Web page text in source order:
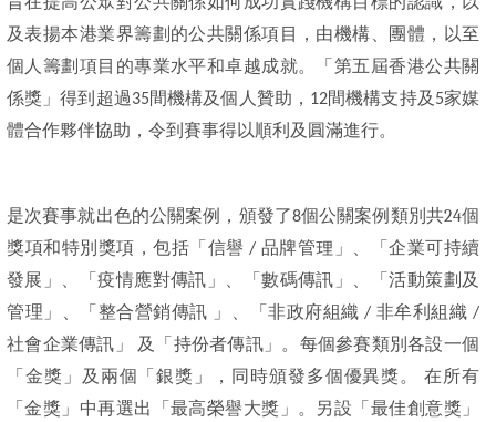
及表揚本港業界籌劃的公共關係項目，由機構、團體，以至
個人籌劃項目的專業水平和卓越成就。「第五屆香港公共關
係獎」得到超過35間機構及個人贊助，12間機構支持及5家媒
體合作夥伴協助，令到賽事得以順利及圓滿進行。
是次賽事就出色的公關案例，頒發了8個公關案例類別共24個
獎項和特別獎項 ，包括「信譽 / 品牌管理」、「企業可持續
發展」、「疫情應對傳訊」、「數碼傳訊」、「活動策劃及
管理」、「整合營銷傳訊 」、「非政府組織 / 非牟利組織 /
社會企業傳訊」 及「持份者傳訊」。每個參賽類別各設一個
「金獎」及兩個「銀獎」，同時頒發多個優異獎。 在所有
「金獎」中再選出「最高榮譽大獎」。另設「最佳創意獎」